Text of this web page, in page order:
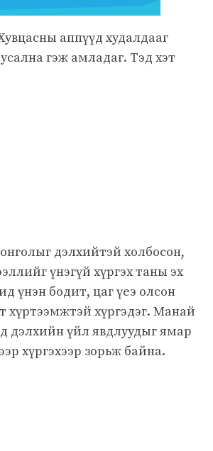
аппүүд худалдааг
гэж амладаг. Тэд хэт
дэлхийтэй холбосон,
үнэгүй хүргэх таны эх
үнэн бодит, цаг үеэ олсон
хүртээмжтэй хүргэдэг. Манай
дэлхийн үйл явдлуудыг ямар
хүргэхээр зорьж байна.